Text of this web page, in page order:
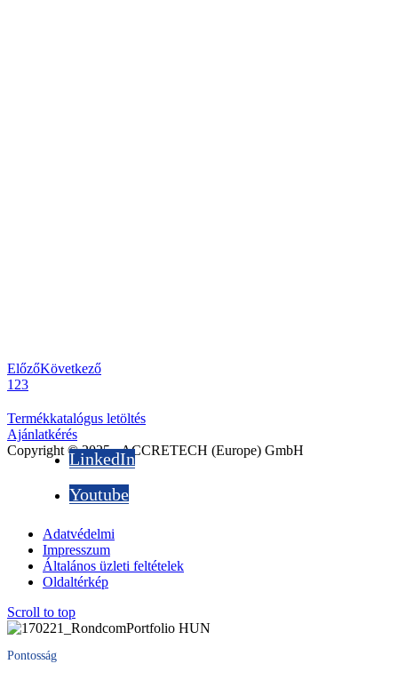
ElőzőKövetkező
1 23
Termékkatalógus letöltés
Ajánlatkérés
Copyright © 2025 - ACCRETECH (Europe) GmbH
LinkedIn
Youtube
Adatvédelmi
Impresszum
Általános üzleti feltételek
Oldaltérkép
Scroll to top
Pontosság